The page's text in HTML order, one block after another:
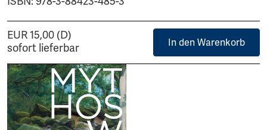
EUR 15,00 (D)
sofort lieferbar
In den Warenkorb